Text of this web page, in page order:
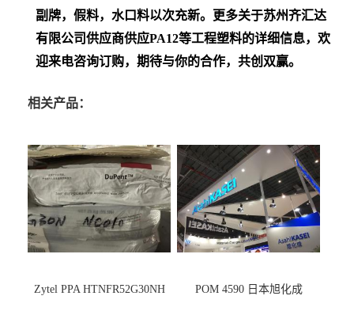
副牌，假料，水口料以次充新。更多关于苏州齐汇达
有限公司供应商供应PA12等工程塑料的详细信息，欢
迎来电咨询订购，期待与你的合作，共创双赢。
相关产品：
Zytel PPA HTNFR52G30NH POM 4590 日本旭化成